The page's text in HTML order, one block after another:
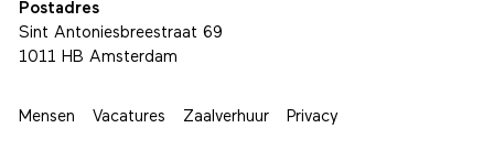
Postadres
Sint Antoniesbreestraat 69
1011 HB Amsterdam
Mensen Vacatures Zaalverhuur Privacy